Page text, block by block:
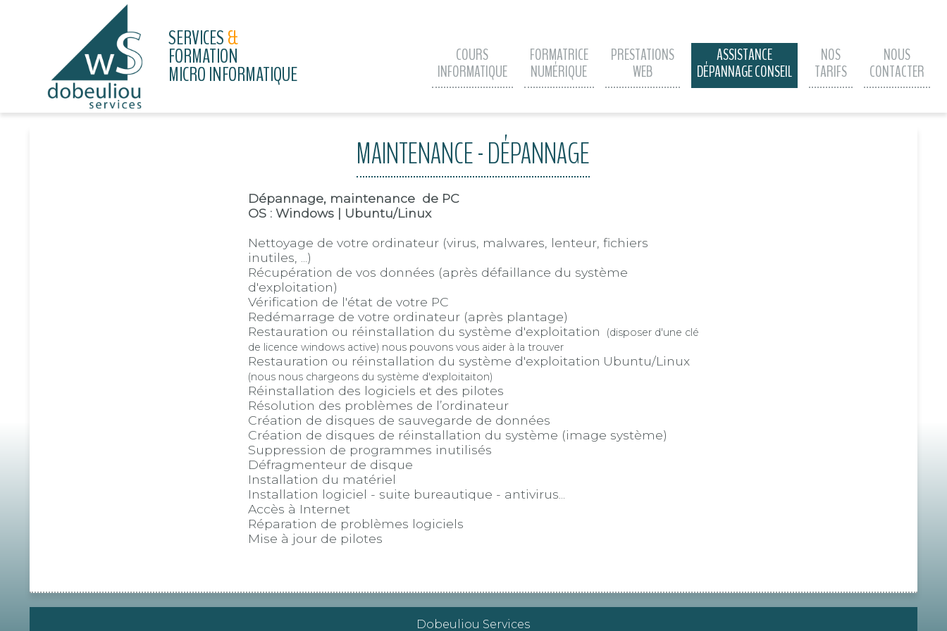
SERVICES&
FORMATION
MICRO INFORMATIQUE
COURS
INFORMATIQUE
FORMATRICE
NUMÉRIQUE
PRESTATIONS
WEB
ASSISTANCE
DÉPANNAGE CONSEIL
NOS
TARIFS
NOUS
CONTACTER
MAINTENANCE - DÉPANNAGE
Dépannage, maintenance de PC
OS : Windows | Ubuntu/Linux
Nettoyage de votre ordinateur (virus, malwares, lenteur, fichiers
inutiles, ...)
Récupération de vos données (après défaillance du système
d'exploitation)
Vérification de l'état de votre PC
Redémarrage de votre ordinateur (après plantage)
Restauration ou réinstallation du système d'exploitation
(disposer d'une clé
de licence windows active) nous pouvons vous aider à la trouver
Restauration ou réinstallation du système d'exploitation Ubuntu/Linux
(nous nous chargeons du système d'exploitaiton)
Réinstallation des logiciels et des pilotes
Résolution des problèmes de l’ordinateur
Création de disques de sauvegarde de données
Création de disques de réinstallation du système (image système)
Suppression de programmes inutilisés
Défragmenteur de disque
Installation du matériel
Installation logiciel - suite bureautique - antivirus...
Accès à Internet
Réparation de problèmes logiciels
Mise à jour de pilotes
Dobeuliou Services